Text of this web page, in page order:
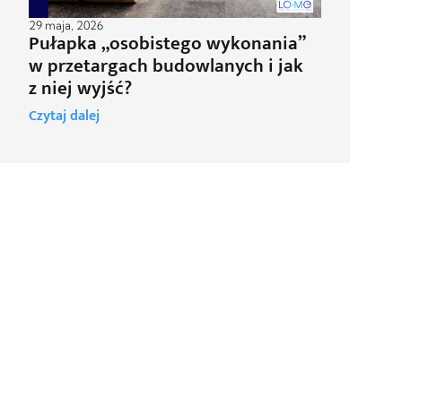
29 maja, 2026
Pułapka „osobistego wykonania”
w przetargach budowlanych i jak
z niej wyjść?
Czytaj dalej